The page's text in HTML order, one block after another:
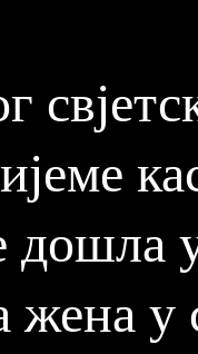
дошла
жена